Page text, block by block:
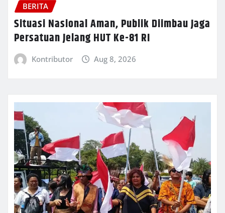
BERITA
Situasi Nasional Aman, Publik Diimbau Jaga
Persatuan Jelang HUT Ke-81 RI
Kontributor Aug 8, 2026